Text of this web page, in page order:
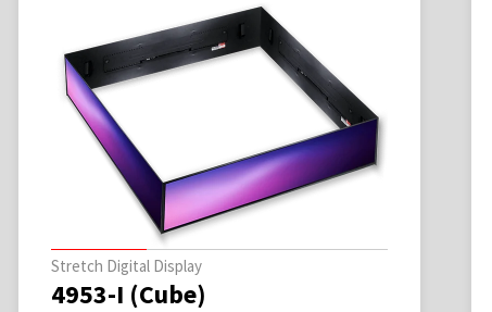
Stretch Digital Display
4953-I (Cube)